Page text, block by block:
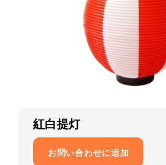
紅白提灯
お問い合わせに追加